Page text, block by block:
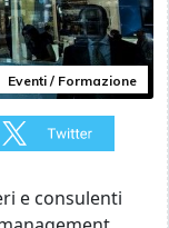
Eventi / Formazione
e consulenti